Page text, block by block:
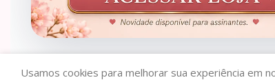
Usamos cookies para melhorar sua experiência em